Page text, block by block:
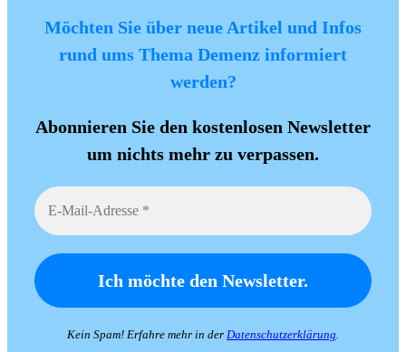
Möchten Sie über neue Artikel und Infos
rund ums Thema Demenz informiert
werden?
Abonnieren Sie den kostenlosen Newsletter
um nichts mehr zu verpassen.
Kein Spam! Erfahre mehr in der Datenschutzerklärung.